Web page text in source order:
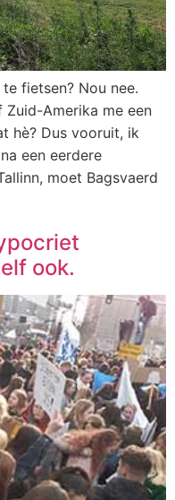
fietsen? Nou nee.
Amerika me een
hè? Dus vooruit, ik
een eerdere
moet Bagsvaerd
ook.